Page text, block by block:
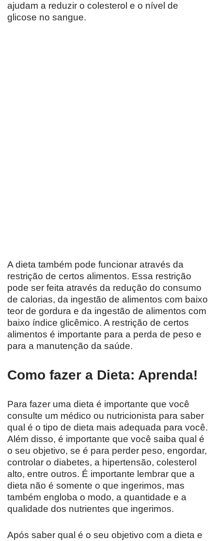
ajudam a reduzir o colesterol e o nível de
glicose no sangue.
A dieta também pode funcionar através da
restrição de certos alimentos. Essa restrição
pode ser feita através da redução do consumo
de calorias, da ingestão de alimentos com baixo
teor de gordura e da ingestão de alimentos com
baixo índice glicêmico. A restrição de certos
alimentos é importante para a perda de peso e
para a manutenção da saúde.
Como fazer a Dieta: Aprenda!
Para fazer uma dieta é importante que você
consulte um médico ou nutricionista para saber
qual é o tipo de dieta mais adequada para você.
Além disso, é importante que você saiba qual é
o seu objetivo, se é para perder peso, engordar,
controlar o diabetes, a hipertensão, colesterol
alto, entre outros. É importante lembrar que a
dieta não é somente o que ingerimos, mas
também engloba o modo, a quantidade e a
qualidade dos nutrientes que ingerimos.
Após saber qual é o seu objetivo com a dieta e